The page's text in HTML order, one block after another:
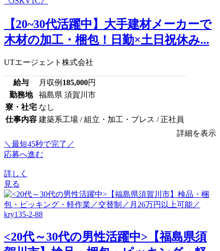
【20~30代活躍中】大手建材メーカーで
木材の加工・梱包！日勤×土日祝休み...
UTエージェント株式会社
給与 月収例 185,000円
勤務地
福島県 須賀川市
寮・社宅 なし
仕事内容 建築系工場 / 組立・加工・プレス / 正社員
詳細を表示
＼最短45秒で完了／
応募へ進む
詳しく
見る
<20代～30代の男性活躍中>【福島県須